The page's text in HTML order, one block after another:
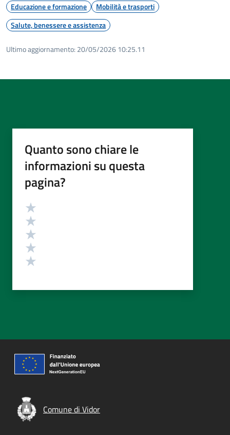
Educazione e formazione
Mobilità e trasporti
Salute, benessere e assistenza
Ultimo aggiornamento: 20/05/2026 10:25.11
Quanto sono chiare le
informazioni su questa
pagina?
Valutazione
Comune di Vidor